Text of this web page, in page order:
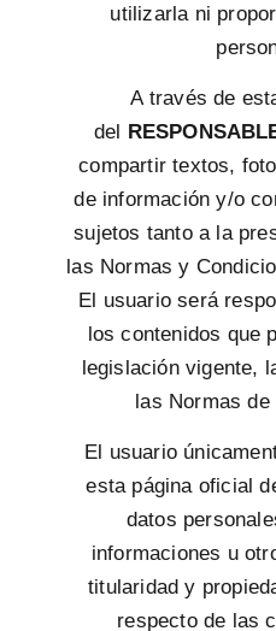
utilizarla ni
A través de
del
compartir textos,
de información y/o
sujetos tanto a la
las Normas y
El usuario será
los contenidos que
legislación vigente,
las Normas
El usuario
esta página oficial
datos
informaciones u
titularidad y
respecto de las